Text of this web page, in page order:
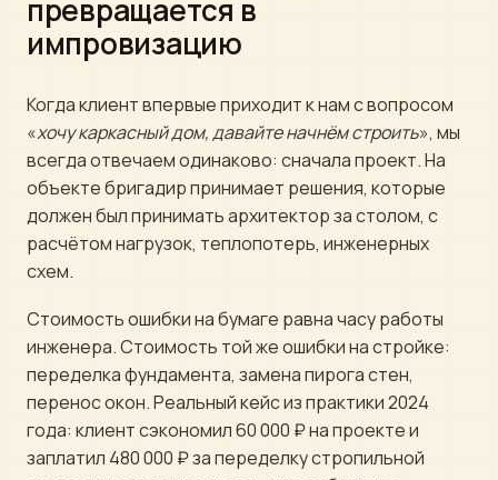
превращается в
импровизацию
Когда клиент впервые приходит к нам с вопросом
«хочу каркасный дом, давайте начнём строить», мы
всегда отвечаем одинаково: сначала проект. На
объекте бригадир принимает решения, которые
должен был принимать архитектор за столом, с
расчётом нагрузок, теплопотерь, инженерных
схем.
Стоимость ошибки на бумаге равна часу работы
инженера. Стоимость той же ошибки на стройке:
переделка фундамента, замена пирога стен,
перенос окон. Реальный кейс из практики 2024
года: клиент сэкономил 60 000 ₽ на проекте и
заплатил 480 000 ₽ за переделку стропильной
Напишите нам
ПОЗВОНИТЬ
+7 (812) 777-00-92
ПН–ПТ 09:00–18:00 ›